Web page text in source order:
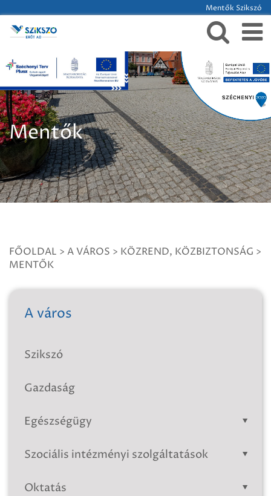
Mentők Szikszó
Mentők
FŐOLDAL > A VÁROS > KÖZREND, KÖZBIZTONSÁG >
MENTŐK
A város
Szikszó
Gazdaság
Egészségügy
Szociális intézményi szolgáltatások
Oktatás